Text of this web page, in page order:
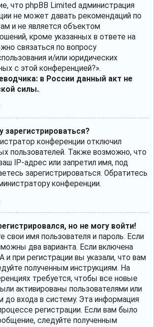
что phpBB Limited администрация
не может давать рекомендаций по
и не является объектом
кроме указанных в ответе на
связаться по вопросу
и/или юридических
с этой конференцией?».
в России данный акт не
силы..
зарегистрироваться?
конференции отключил
пользователей. Также возможно, что
IP-адрес или запретил имя, под
зарегистрироваться. Обратитесь
конференции.
но не могу войти!
свои имя пользователя и пароль. Если
два варианта. Если включена
и при регистрации вы указали, что вам
полученным инструкциям. На
требуется, чтобы все новые
активированы пользователями или
до входа в систему. Эта информация
регистрации. Если вам было
следуйте полученным